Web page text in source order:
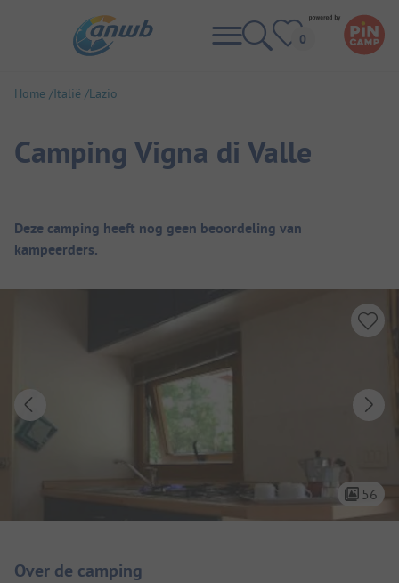
Home Italië Lazio
Camping Vigna di Valle
Camping overzicht
Deze camping heeft nog geen beoordeling van
kampeerders.
56
Over de camping